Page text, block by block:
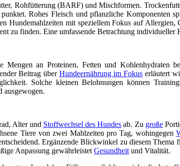
Rohfütterung (BARF) und Mischformen.
punktet. Rohes Fleisch und pflanzliche Komponenten
mit speziellem Fokus auf Allergien,
zu finden. Eine umfassende Betrachtung individueller
Mengen an Proteinen, Fetten und Kohlenhydraten
Beitrag über Hundeernährung im Fokus erläutert
Solche kleinen Belohnungen können
ausgewogen.
Alter und Stoffwechsel des Hundes ab. Zu große
Tiere von zwei Mahlzeiten pro Tag, wohingegen
Ergänzende Blickwinkel zu diesem Thema
Anpassung gewährleistet Gesundheit und Vitalität.